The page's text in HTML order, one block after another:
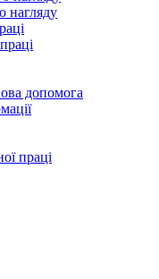
нагляду
допомога
праці